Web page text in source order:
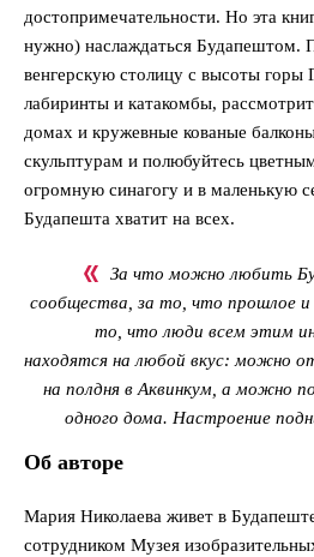
достопримечательности. Но эта
нужно) наслаждаться Будапештом.
венгерскую столицу с высоты горы
лабиринты и катакомбы,
домах и кружевные кованые
скульптурам и полюбуйтесь
огромную синагогу и в маленькую
Будапешта хватит на всех.
За что можно любить
сообщества, за то, что прошлое
то, что люди всем этим
находятся на любой вкус: можно
на полдня в Аквинкум, а можно
одного дома. Настроение
Об авторе
Мария Николаева живет в
сотрудником Музея